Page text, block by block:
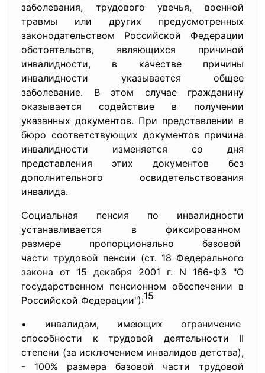
заболевания, трудового увечья, военной
травмы или других предусмотренных
законодательством Российской Федерации
обстоятельств, являющихся причиной
инвалидности, в качестве причины
инвалидности указывается общее
заболевание. В этом случае гражданину
оказывается содействие в получении
указанных документов. При представлении в
бюро соответствующих документов причина
инвалидности изменяется со дня
представления этих документов без
дополнительного освидетельствования
инвалида.
Социальная пенсия по инвалидности
устанавливается в фиксированном
размере пропорционально базовой
части трудовой пенсии (ст. 18 Федерального
закона от 15 декабря 2001 г. N 166-ФЗ "О
государственном пенсионном обеспечении в
Российской Федерации"):15
• инвалидам, имеющих ограничение
способности к трудовой деятельности II
степени (за исключением инвалидов детства),
- 100% размера базовой части трудовой